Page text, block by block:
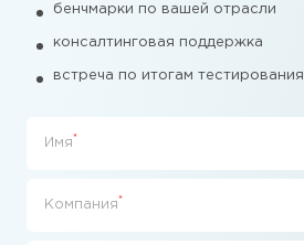
бенчмарки по вашей отрасли
консалтинговая поддержка
встреча по итогам тестирования
Имя *
Компания *